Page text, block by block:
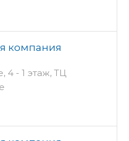
компания
4 - 1 этаж, ТЦ